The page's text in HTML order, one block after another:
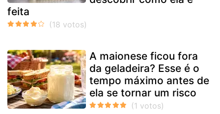
feita
A maionese ficou fora
da geladeira? Esse é o
tempo máximo antes de
ela se tornar um risco